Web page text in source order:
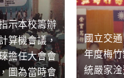
示本校籌辦
算機會議，
擔任大會會
圖為當時會
國立交
年度梅
統嚴家